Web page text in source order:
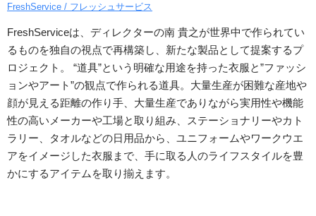
FreshService / フレッシュサービス
FreshServiceは、ディレクターの南 貴之が世界中で作られてい
るものを独自の視点で再構築し、新たな製品として提案するプ
ロジェクト。 “道具”という明確な用途を持った衣服と”ファッシ
ョンやアート”の観点で作られる道具。大量生産が困難な産地や
顔が見える距離の作り手、大量生産でありながら実用性や機能
性の高いメーカーや工場と取り組み、ステーショナリーやカト
ラリー、タオルなどの日用品から、ユニフォームやワークウエ
アをイメージした衣服まで、手に取る人のライフスタイルを豊
かにするアイテムを取り揃えます。